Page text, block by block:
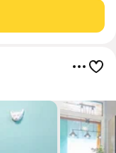
преимущества: